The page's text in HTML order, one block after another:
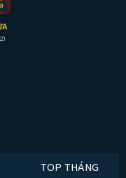
TOP THÁNG